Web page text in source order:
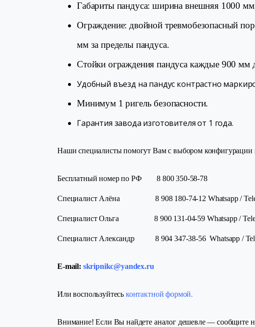
Габариты пандуса: ширина внешняя 1000
Ограждение: двойной тревмобезопасный
мм за пределы пандуса.
Стойки ограждения пандуса каждые 900 мм
Удобный въезд на пандус контрастно
Минимум 1 ригель безопасности.
Гарантия завода изготовителя от 1 года.
Наши специалисты помогут Вам с выбором конфигурации
Бесплатный номер по РФ 8 800 350-58-78
Специалист Алёна 8 908 180-74-12 Whatsapp /
Специалист Ольга 8 900 131-04-59 Whatsapp /
Специалист Александр 8 904 347-38-56 Whatsapp /
E-mail: skripnikc@yandex.ru
Или воспользуйтесь контактной формой.
Внимание! Если Вы найдете аналог дешевле — сообщите